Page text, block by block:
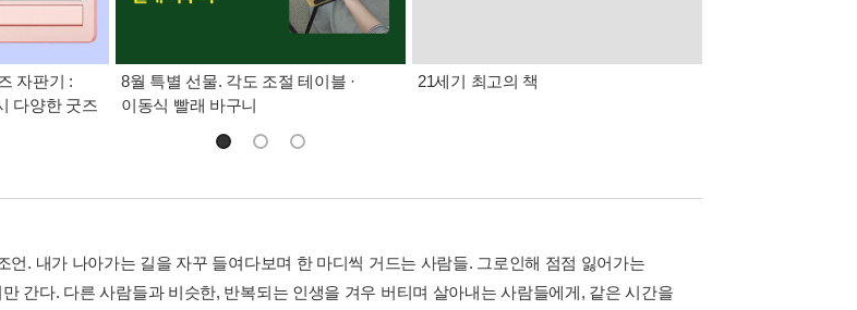
자판기 :
다양한 굿즈
8월 특별 선물. 각도 조절 테이블 ·
이동식 빨래 바구니
21세기 최고의 책
언. 내가 나아가는 길을 자꾸 들여다보며 한 마디씩 거드는 사람들. 그로인해 점점 잃어가는
간다. 다른 사람들과 비슷한, 반복되는 인생을 겨우 버티며 살아내는 사람들에게, 같은 시간을